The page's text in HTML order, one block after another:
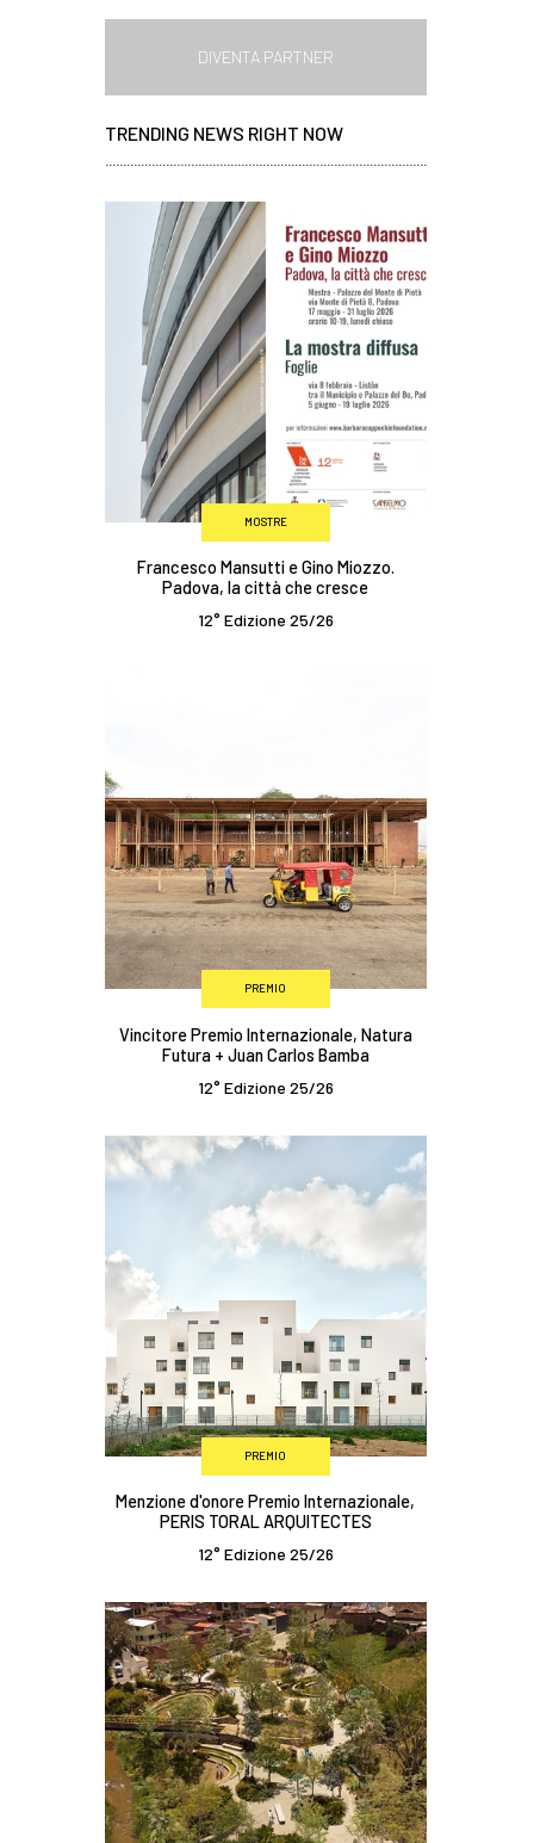
DIVENTA PARTNER
TRENDING NEWS RIGHT NOW
MOSTRE
Francesco Mansutti e Gino Miozzo.
Padova, la città che cresce
12° Edizione 25/26
PREMIO
Vincitore Premio Internazionale, Natura
Futura + Juan Carlos Bamba
12° Edizione 25/26
PREMIO
Menzione d'onore Premio Internazionale,
PERIS TORAL ARQUITECTES
12° Edizione 25/26